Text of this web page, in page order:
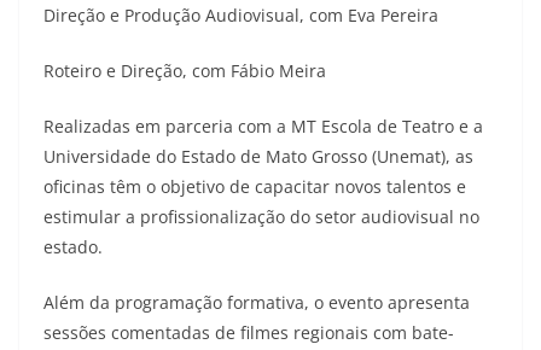
Direção e Produção Audiovisual, com Eva Pereira
Roteiro e Direção, com Fábio Meira
Realizadas em parceria com a MT Escola de Teatro e a
Universidade do Estado de Mato Grosso (Unemat), as
oficinas têm o objetivo de capacitar novos talentos e
estimular a profissionalização do setor audiovisual no
estado.
Além da programação formativa, o evento apresenta
sessões comentadas de filmes regionais com bate-